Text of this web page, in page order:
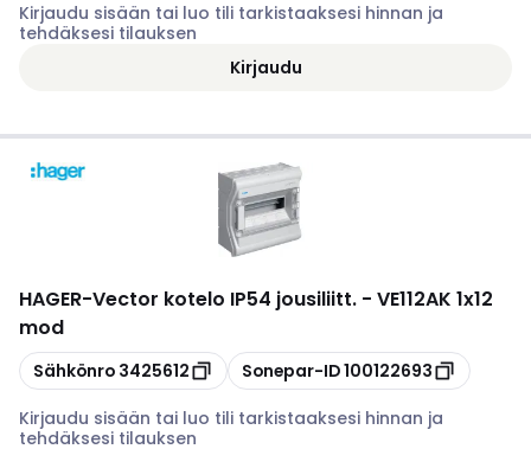
Kirjaudu sisään tai luo tili tarkistaaksesi hinnan ja
tehdäksesi tilauksen
Kirjaudu
HAGER-Vector kotelo IP54 jousiliitt. - VE112AK 1x12
mod
Kopioi
Sähkönro 3425612 Kopioi
Sonepar-ID100122693
Kirjaudu sisään tai luo tili tarkistaaksesi hinnan ja
tehdäksesi tilauksen